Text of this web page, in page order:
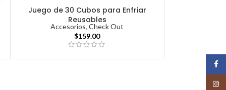
Juego de 30 Cubos para Enfriar
Reusables
Accesorios,Check Out
$159.00